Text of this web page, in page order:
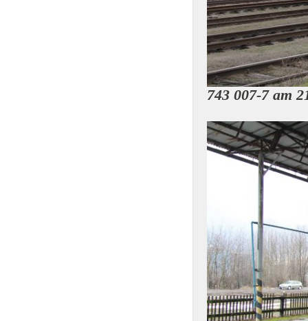
743 007-7 am